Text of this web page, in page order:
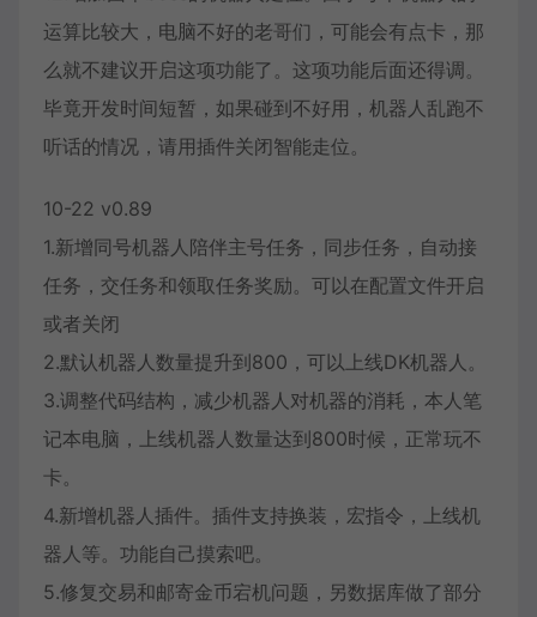
运算比较大，电脑不好的老哥们，可能会有点卡，那
么就不建议开启这项功能了。这项功能后面还得调。
毕竟开发时间短暂，如果碰到不好用，机器人乱跑不
听话的情况，请用插件关闭智能走位。
10-22 v0.89
1.新增同号机器人陪伴主号任务，同步任务，自动接
任务，交任务和领取任务奖励。可以在配置文件开启
或者关闭
2.默认机器人数量提升到800，可以上线DK机器人。
3.调整代码结构，减少机器人对机器的消耗，本人笔
记本电脑，上线机器人数量达到800时候，正常玩不
卡。
4.新增机器人插件。插件支持换装，宏指令，上线机
器人等。功能自己摸索吧。
5.修复交易和邮寄金币宕机问题，另数据库做了部分